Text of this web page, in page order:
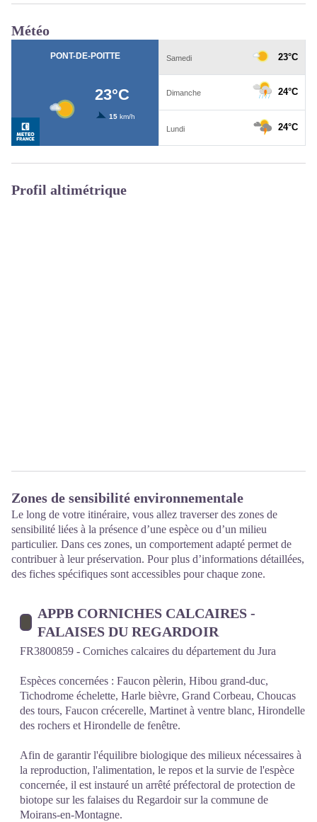
Météo
Profil altimétrique
Zones de sensibilité environnementale
Le long de votre itinéraire, vous allez traverser des zones de
sensibilité liées à la présence d’une espèce ou d’un milieu
particulier. Dans ces zones, un comportement adapté permet de
contribuer à leur préservation. Pour plus d’informations détaillées,
des fiches spécifiques sont accessibles pour chaque zone.
APPB CORNICHES CALCAIRES -
FALAISES DU REGARDOIR
FR3800859 - Corniches calcaires du département du Jura
Espèces concernées : Faucon pèlerin, Hibou grand-duc,
Tichodrome échelette, Harle bièvre, Grand Corbeau, Choucas
des tours, Faucon crécerelle, Martinet à ventre blanc, Hirondelle
des rochers et Hirondelle de fenêtre.
Afin de garantir l'équilibre biologique des milieux nécessaires à
la reproduction, l'alimentation, le repos et la survie de l'espèce
concernée, il est instauré un arrêté préfectoral de protection de
biotope sur les falaises du Regardoir sur la commune de
Moirans-en-Montagne.